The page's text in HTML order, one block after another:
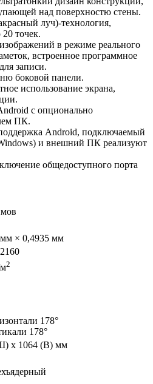
над поверхностю стены.
луч)-технология,
20 точек.
в режиме реального
встроенное программное
записи.
боковой панели.
использование экрана,
с опционально
ПК.
Android, подключаемый
и внешний ПК реализуют
общедоступного порта
× 0,4935 мм
2
178°
178°
x 1064 (В) мм